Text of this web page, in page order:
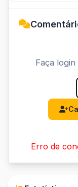
Faça
Erro de